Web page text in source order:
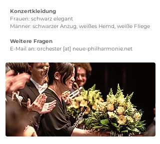
Konzertkleidung
Frauen: schwarz elegant
Männer: schwarzer Anzug, weißes Hemd, weiße Fliege
Weitere Fragen
E-Mail an: orchester [at] neue-philharmonie.net